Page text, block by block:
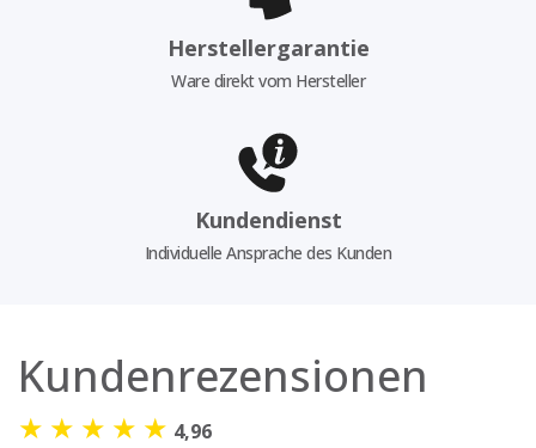
Herstellergarantie
Ware direkt vom Hersteller
Kundendienst
Individuelle Ansprache des Kunden
Kundenrezensionen
★ ★ ★ ★ ★ 4,96